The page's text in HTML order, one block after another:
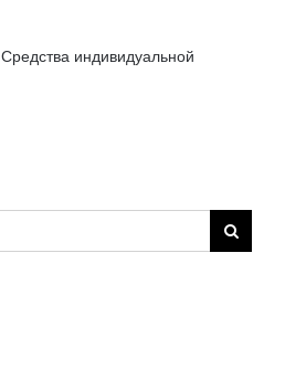
Средства индивидуальной